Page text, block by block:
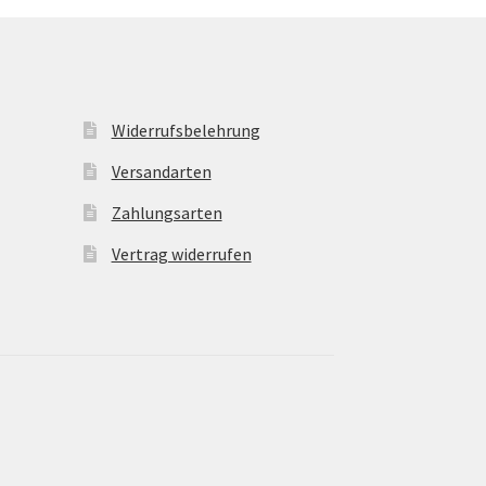
Widerrufsbelehrung
Versandarten
Zahlungsarten
Vertrag widerrufen